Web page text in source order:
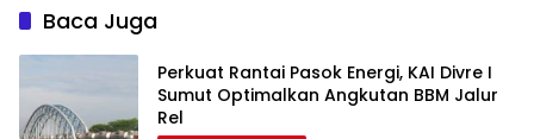
Baca Juga
Perkuat Rantai Pasok Energi, KAI Divre I
Sumut Optimalkan Angkutan BBM Jalur
Rel